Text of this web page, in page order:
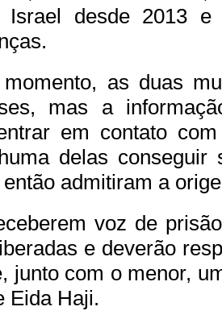
Israel desde 2013 e
as duas
mas a
em contato
delas conseguir
admitiram a
voz de
e deverão
junto com o menor,
Eida Haji.